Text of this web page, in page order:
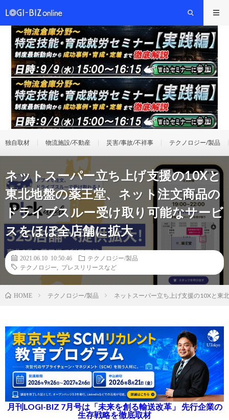
独自取材 物流施設/不動産 災害/事故/不祥事 テクノロジー/製品
ネットスーパー立ち上げ支援の10Xと
東北地盤の薬王堂、ネット注文商品の
ドライブスルー受け取り可能なサービ
スをほぼ全店舗に拡大
2021.06.10 10:50:46
テクノロジー/製品
テクノロジー
プレスリリースなど
HOME テクノロジー/製品 ネットスーパー立ち上げ支援の10Xと東
月刊LOGI-BIZ 7月号は「未来を創る輸送改革」 先行企業の
生存戦略を徹底取材